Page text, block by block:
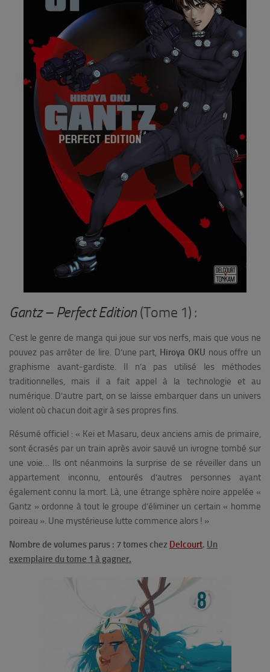
Gantz – Perfect Edition (Tome 1) :
C’est le genre de manga qui joue sur vos nerfs, mais que vous ne
pouvez pas arrêter de lire. D’une part, Hiroya OKU nous offre un
graphisme avant-gardiste. Il n’a pas utilisé les méthodes
traditionnelles, mais il a fait appel à la technologie et au
numérique. D’autre part, on se laisse embarquer dans un univers
violent où chacun doit agir à ses propres fins.
Résumé officiel : « Kei et Masaru, deux anciens amis de primaire,
sont écrasés par un train après avoir sauvé un ivrogne tombé sur
une voie… Ils ont néanmoins la surprise de se réveiller dans un
appartement inconnu, entourés d’autres personnes ayant
également connu la mort. Là, une étrange sphère noire appelée «
Gantz » ordonne à tout le groupe d’éliminer un certain « homme
poireau ». Une mystérieuse lutte commence alors ! »
Nombre de volumes parus : 7 tomes chez Delcourt. Un
exemplaire du tome 1 à gagner.